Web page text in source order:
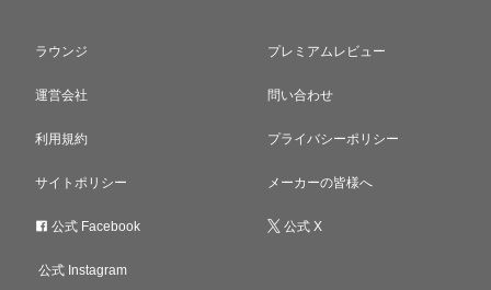
ラウンジ プレミアムレビュー
運営会社 問い合わせ
利用規約 プライバシーポリシー
サイトポリシー メーカーの皆様へ
公式 Facebook 公式 X
公式 Instagram